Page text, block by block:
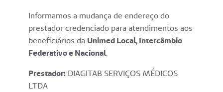
Informamos a mudança de endereço do
prestador credenciado para atendimentos aos
beneficiários da Unimed Local, Intercâmbio
Federativo e Nacional.
Prestador: DIAGITAB SERVIÇOS MÉDICOS
LTDA